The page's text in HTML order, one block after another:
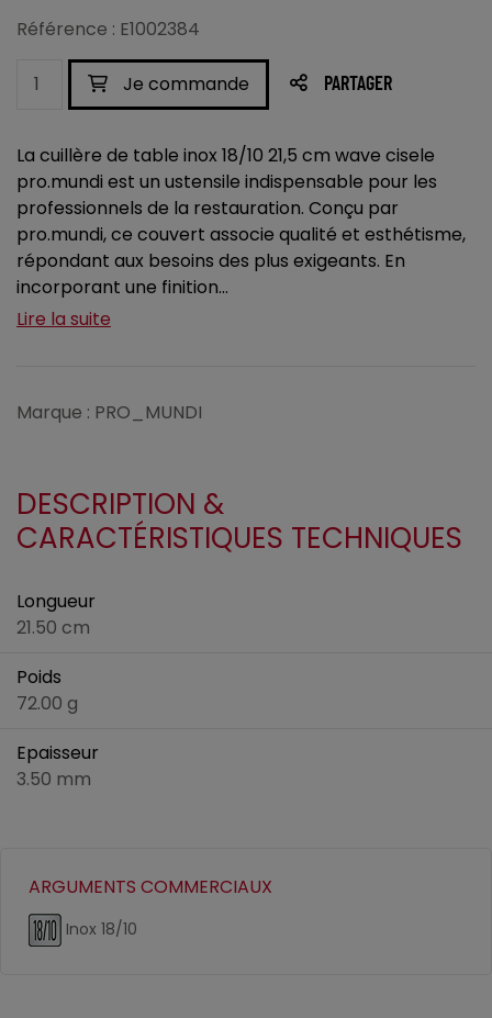
Référence : E1002384
Je commande PARTAGER
La cuillère de table inox 18/10 21,5 cm wave cisele
pro.mundi est un ustensile indispensable pour les
professionnels de la restauration. Conçu par
pro.mundi, ce couvert associe qualité et esthétisme,
répondant aux besoins des plus exigeants. En
incorporant une finition...
Lire la suite
Marque : PRO_MUNDI
DESCRIPTION &
CARACTÉRISTIQUES TECHNIQUES
Longueur
21.50 cm
Poids
72.00 g
Epaisseur
3.50 mm
ARGUMENTS COMMERCIAUX
Inox 18/10